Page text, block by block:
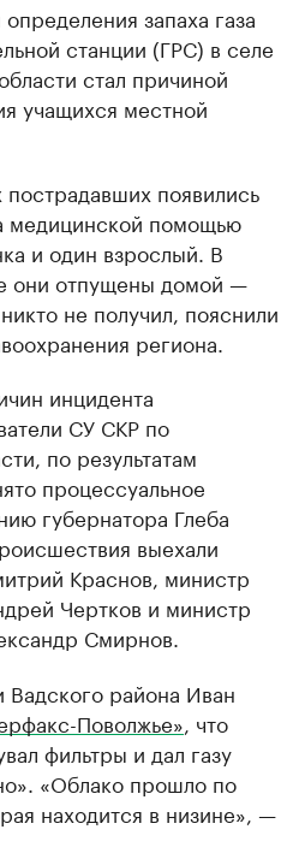
запаха газа
станции (ГРС) в селе
стал причиной
учащихся местной
появились
медицинской помощью
и один взрослый. В
они отпущены домой —
не получил, пояснили
региона.
инцидента
СУ СКР по
по результатам
процессуальное
губернатора Глеба
выехали
Краснов, министр
Чертков и министр
Смирнов.
Вадского района Иван
Поволжье» , что
фильтры и дал газу
«Облако прошло по
находится в низине», —